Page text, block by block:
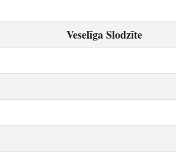
Veselīga Slodzīte